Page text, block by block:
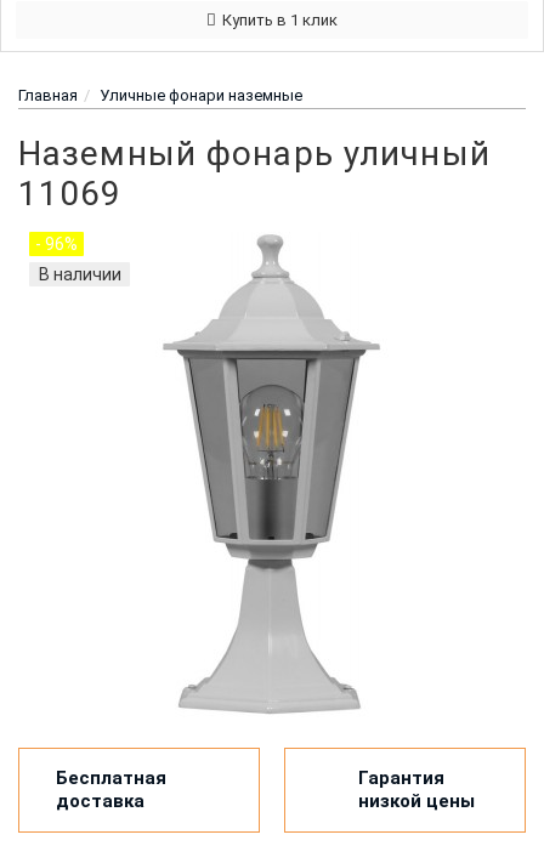
Купить в 1 клик
Главная Уличные фонари наземные
Наземный фонарь уличный
11069
- 96%
В наличии
Бесплатная
доставка
Гарантия
низкой цены